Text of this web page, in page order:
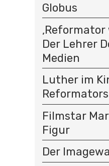
Globus
‚Reformator
Der Lehrer
Medien
Luther im
Filmstar
Figur
Der